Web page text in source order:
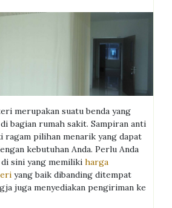
merupakan suatu benda yang
bagian rumah sakit. Sampiran anti
pilihan menarik yang dapat
kebutuhan Anda. Perlu Anda
sini yang memiliki harga
yang baik dibanding ditempat
juga menyediakan pengiriman ke